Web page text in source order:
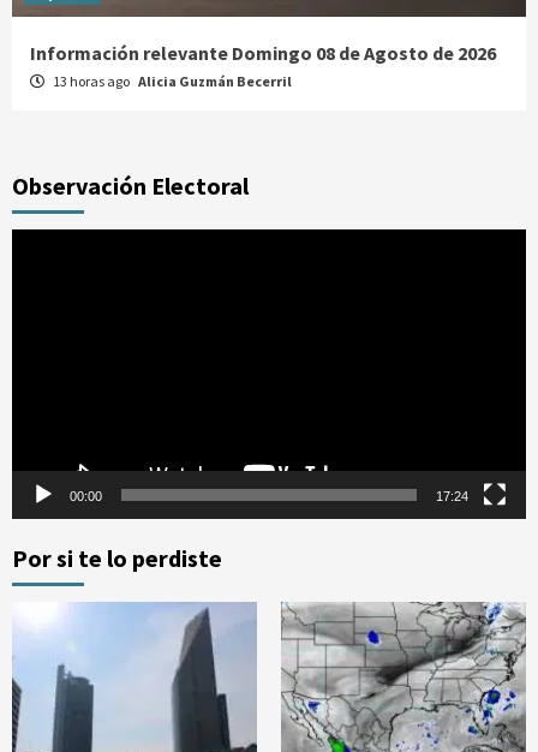
Información relevante Domingo 08 de Agosto de 2026
13 horas ago Alicia Guzmán Becerril
Observación Electoral
00:00 17:24
Por si te lo perdiste